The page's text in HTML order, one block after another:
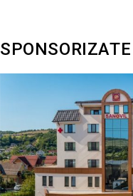
SPONSORIZATE